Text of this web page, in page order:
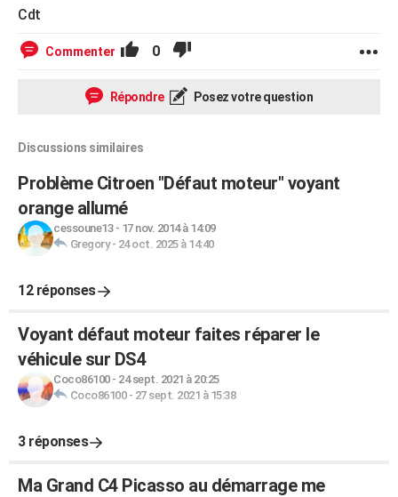
Cdt
Commenter 0
Répondre Posez votre question
Discussions similaires
Problème Citroen "Défaut moteur" voyant
orange allumé
cessoune13- 17 nov. 2014 à 14:09
Gregory- 24 oct. 2025 à 14:40
12 réponses
Voyant défaut moteur faites réparer le
véhicule sur DS4
Coco86100- 24 sept. 2021 à 20:25
Coco86100- 27 sept. 2021 à 15:38
3 réponses
Ma Grand C4 Picasso au démarrage me